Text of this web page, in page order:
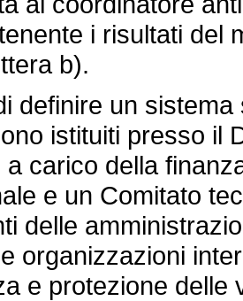
i risultati del
b).
un sistema
istituiti presso il
a carico della
e un Comitato
delle
organizzazioni
e protezione delle